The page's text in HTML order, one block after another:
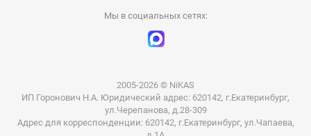
Мы в социальных сетях:
2005-2026 © NiKAS
ИП Горонович Н.А. Юридический адрес: 620142, г.Екатеринбург,
ул.Черепанова, д.28-309
Адрес для корреспонденции: 620142, г.Екатеринбург, ул.Чапаева,